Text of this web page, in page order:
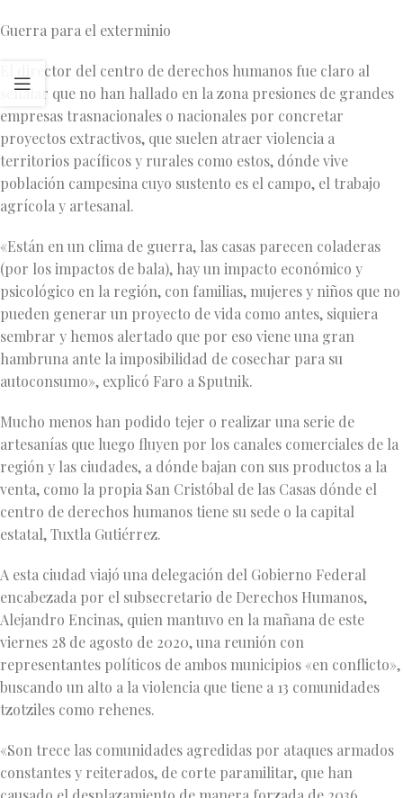
Guerra para el exterminio
El director del centro de derechos humanos fue claro al
señalar que no han hallado en la zona presiones de grandes
empresas trasnacionales o nacionales por concretar
proyectos extractivos, que suelen atraer violencia a
territorios pacíficos y rurales como estos, dónde vive
población campesina cuyo sustento es el campo, el trabajo
agrícola y artesanal.
«Están en un clima de guerra, las casas parecen coladeras
(por los impactos de bala), hay un impacto económico y
psicológico en la región, con familias, mujeres y niños que no
pueden generar un proyecto de vida como antes, siquiera
sembrar y hemos alertado que por eso viene una gran
hambruna ante la imposibilidad de cosechar para su
autoconsumo», explicó Faro a Sputnik.
Mucho menos han podido tejer o realizar una serie de
artesanías que luego fluyen por los canales comerciales de la
región y las ciudades, a dónde bajan con sus productos a la
venta, como la propia San Cristóbal de las Casas dónde el
centro de derechos humanos tiene su sede o la capital
estatal, Tuxtla Gutiérrez.
A esta ciudad viajó una delegación del Gobierno Federal
encabezada por el subsecretario de Derechos Humanos,
Alejandro Encinas, quien mantuvo en la mañana de este
viernes 28 de agosto de 2020, una reunión con
representantes políticos de ambos municipios «en conflicto»,
buscando un alto a la violencia que tiene a 13 comunidades
tzotziles como rehenes.
«Son trece las comunidades agredidas por ataques armados
constantes y reiterados, de corte paramilitar, que han